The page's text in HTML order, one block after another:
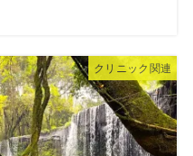
クリニック関連